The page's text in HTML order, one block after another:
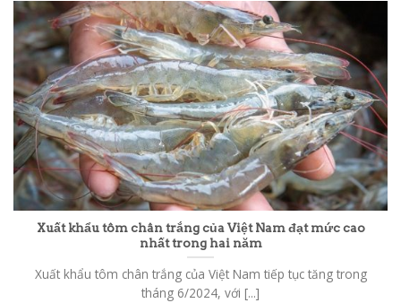
Xuất khẩu tôm chân trắng của Việt Nam đạt mức cao
nhất trong hai năm
Xuất khẩu tôm chân trắng của Việt Nam tiếp tục tăng trong
tháng 6/2024, với [...]